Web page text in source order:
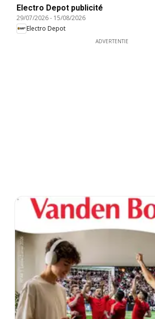
Electro Depot publicité
29/07/2026- 15/08/2026
Electro Depot
ADVERTENTIE